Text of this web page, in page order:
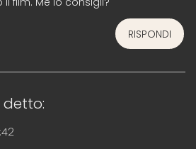
RISPONDI
detto: